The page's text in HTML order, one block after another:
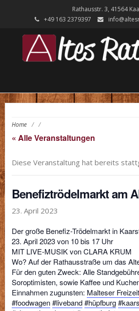
Rathausstr. 3, 41564
+49 ‭163 2379397‬
Home / /
« Alle Veranstaltungen
Diese Veranstaltung hat bereits
Benefiztrödelmarkt am
23. April 2023
Der große Benefiz-Trödelmarkt in
23. April 2023 von 10 bis 17 Uhr
MIT LIVE-MUSIK von CLARA KRUM
Wo? Auf der Rathausstraße um das
Für den guten Zweck: Alle
Soroptimisten, sowie Kaffee und
Einnahmen zugunsten: Malteser
#foodwagen#liveband#hüpfburg